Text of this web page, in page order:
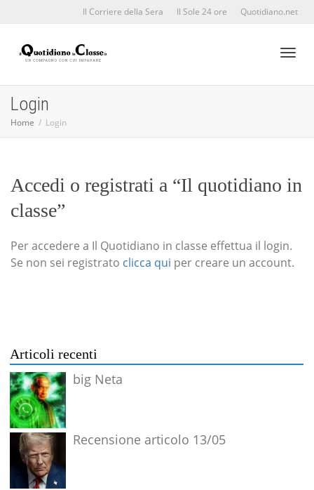
Il Corriere della Sera Il Sole 24 ore Quotidiano.net
Login
Home Login
Accedi o registrati a “Il quotidiano in
classe”
Per accedere a Il Quotidiano in classe effettua il login.
Se non sei registrato clicca qui per creare un account.
Articoli recenti
big Neta
Recensione articolo 13/05